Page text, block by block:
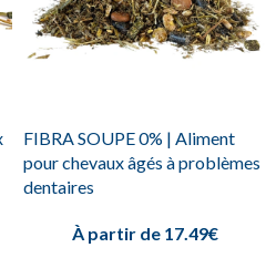
des vieux chevaux.
FIBRA SOUPE 0% | Aliment
pour chevaux âgés à problèmes
dentaires
À partir de 17.49€